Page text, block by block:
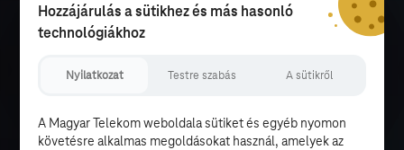
Hozzájárulás a sütikhez és más hasonló
technológiákhoz
Nyilatkozat Testre szabás A sütikről
A Magyar Telekom weboldala sütiket és egyéb nyomon
követésre alkalmas megoldásokat használ, amelyek az